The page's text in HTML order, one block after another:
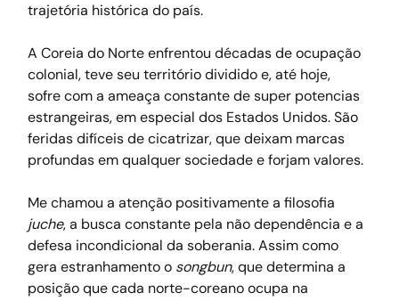
trajetória histórica do país.
A Coreia do Norte enfrentou décadas de ocupação
colonial, teve seu território dividido e, até hoje,
sofre com a ameaça constante de super potencias
estrangeiras, em especial dos Estados Unidos. São
feridas difíceis de cicatrizar, que deixam marcas
profundas em qualquer sociedade e forjam valores.
Me chamou a atenção positivamente a filosofia
juche, a busca constante pela não dependência e a
defesa incondicional da soberania. Assim como
gera estranhamento o songbun, que determina a
posição que cada norte-coreano ocupa na